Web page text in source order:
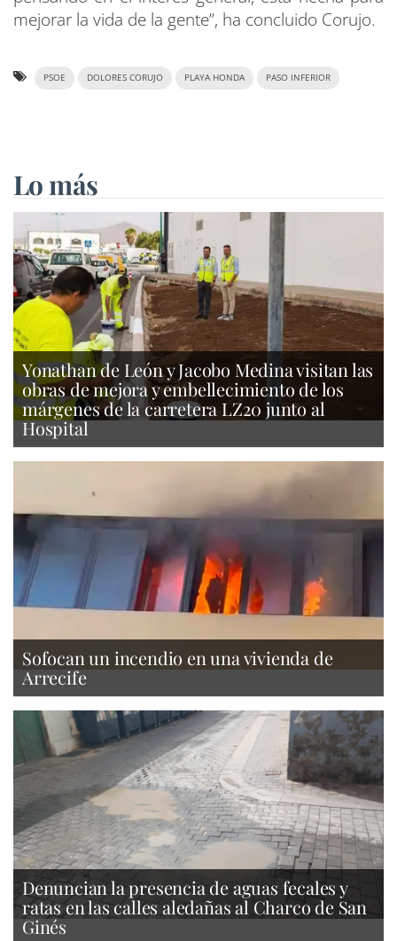
mejorar la vida de la gente”, ha concluido Corujo.
PSOE DOLORES CORUJO PLAYA HONDA PASO INFERIOR
Lo más
Yonathan de León y Jacobo Medina visitan las
obras de mejora y embellecimiento de los
márgenes de la carretera LZ20 junto al
Hospital
Sofocan un incendio en una vivienda de
Arrecife
Denuncian la presencia de aguas fecales y
ratas en las calles aledañas al Charco de San
Ginés